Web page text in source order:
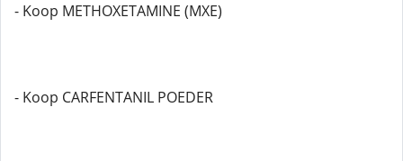
- Koop METHOXETAMINE (MXE)
- Koop CARFENTANIL POEDER